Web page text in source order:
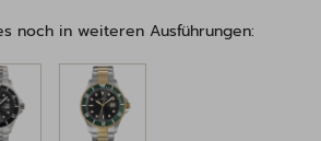
noch in weiteren Ausführungen: